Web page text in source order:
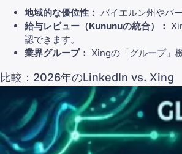
地域的な優位性： バイエルン州やバ
給与レビュー（Kununuの統合）：
認できます。
業界グループ： Xingの「グループ」
比較：2026年のLinkedIn vs. Xing